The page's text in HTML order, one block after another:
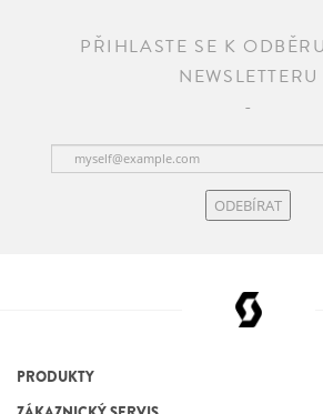
PŘIHLASTE SE K
NEWSLETTERU
ODEBÍRAT
PRODUKTY